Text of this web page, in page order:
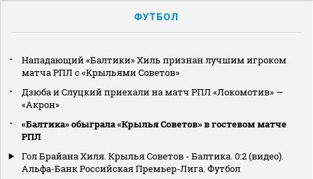
ФУТБОЛ
Нападающий «Балтики» Хиль признан лучшим игроком
матча РПЛ с «Крыльями Советов»
Дзюба и Слуцкий приехали на матч РПЛ «Локомотив» —
«Акрон»
«Балтика» обыграла «Крылья Советов» в гостевом матче
РПЛ
Гол Брайана Хиля. Крылья Советов - Балтика. 0:2 (видео).
Альфа-Банк Российская Премьер-Лига. Футбол